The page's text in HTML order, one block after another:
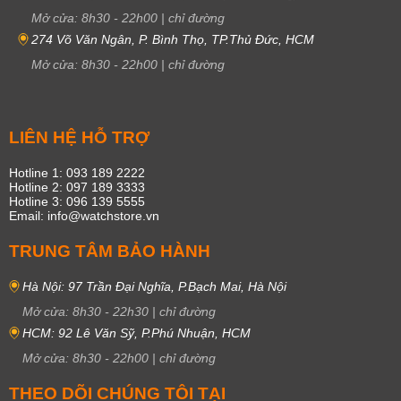
Mở cửa: 8h30 - 22h00 | chỉ đường
274 Võ Văn Ngân, P. Bình Thọ, TP.Thủ Đức, HCM
Mở cửa: 8h30 - 22h00 | chỉ đường
LIÊN HỆ HỖ TRỢ
Hotline 1: 093 189 2222
Hotline 2: 097 189 3333
Hotline 3: 096 139 5555
Email: info@watchstore.vn
TRUNG TÂM BẢO HÀNH
Hà Nội: 97 Trần Đại Nghĩa, P.Bạch Mai, Hà Nội
Mở cửa: 8h30 - 22h30 | chỉ đường
HCM: 92 Lê Văn Sỹ, P.Phú Nhuận, HCM
Mở cửa: 8h30 - 22h00 | chỉ đường
THEO DÕI CHÚNG TÔI TẠI